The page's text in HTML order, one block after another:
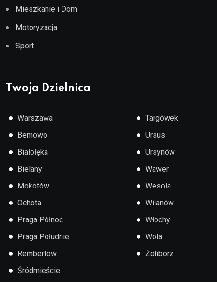
Mieszkanie i Dom
Motoryzacja
Sport
Twoja Dzielnica
● Warszawa
● Bemowo
● Białołęka
● Bielany
● Mokotów
● Ochota
● Praga Północ
● Praga Południe
● Rembertów
● Śródmieście
● Targówek
● Ursus
● Ursynów
● Wawer
● Wesoła
● Wilanów
● Włochy
● Wola
● Żoliborz